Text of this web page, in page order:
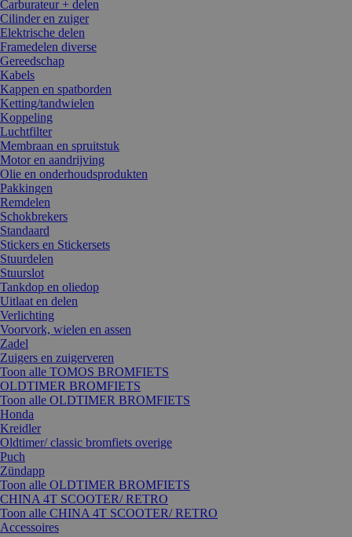
Carburateur + delen
Cilinder en zuiger
Elektrische delen
Framedelen diverse
Gereedschap
Kabels
Kappen en spatborden
Ketting/tandwielen
Koppeling
Luchtfilter
Membraan en spruitstuk
Motor en aandrijving
Olie en onderhoudsprodukten
Pakkingen
Remdelen
Schokbrekers
Standaard
Stickers en Stickersets
Stuurdelen
Stuurslot
Tankdop en oliedop
Uitlaat en delen
Verlichting
Voorvork, wielen en assen
Zadel
Zuigers en zuigerveren
Toon alle TOMOS BROMFIETS
OLDTIMER BROMFIETS
Toon alle OLDTIMER BROMFIETS
Honda
Kreidler
Oldtimer/ classic bromfiets overige
Puch
Zündapp
Toon alle OLDTIMER BROMFIETS
CHINA 4T SCOOTER/ RETRO
Toon alle CHINA 4T SCOOTER/ RETRO
Accessoires